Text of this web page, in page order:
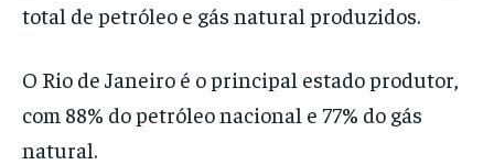
total de petróleo e gás natural produzidos.
O Rio de Janeiro é o principal estado produtor,
com 88% do petróleo nacional e 77% do gás
natural.